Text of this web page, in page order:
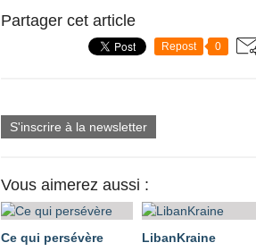
Partager cet article
Repost 0
S'inscrire à la newsletter
Vous aimerez aussi :
Ce qui persévère
LibanKraine